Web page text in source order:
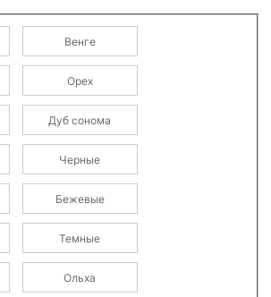
Венге
Орех
Дуб сонома
Черные
Бежевые
Темные
Ольха